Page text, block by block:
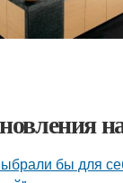
бы для